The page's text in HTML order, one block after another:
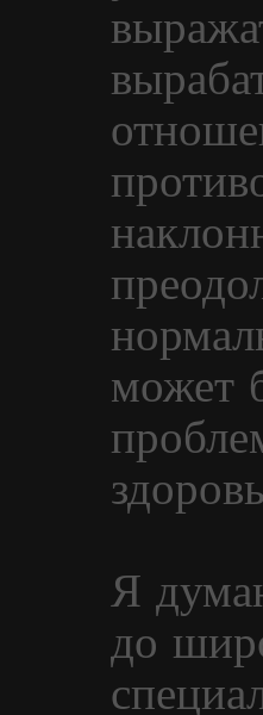
может
Я
до